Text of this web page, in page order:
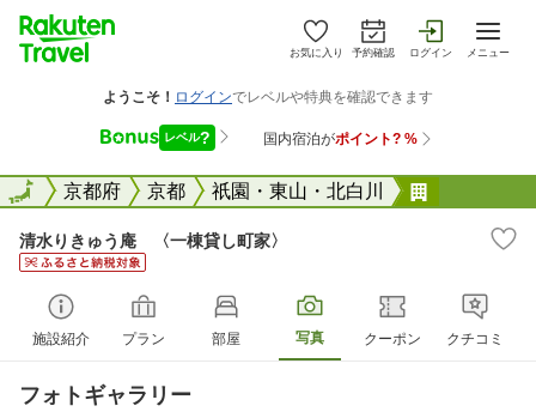
お気に入り 予約確認 ログイン メニュー
全国京都府 京都 祇園・東山・北白川
全国
清水りきゅう庵 〈一棟貸し町家〉
施設紹介 プラン 部屋 写真 クーポン クチコミ
フォトギャラリー